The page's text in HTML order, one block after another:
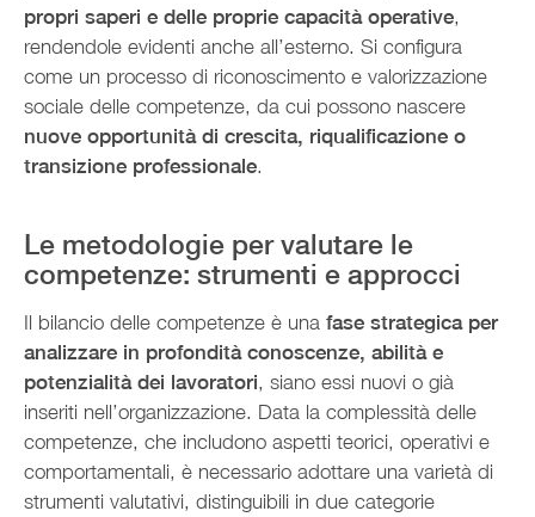
propri saperi e delle proprie capacità operative,
rendendole evidenti anche all’esterno. Si configura
come un processo di riconoscimento e valorizzazione
sociale delle competenze, da cui possono nascere
nuove opportunità di crescita, riqualificazione o
transizione professionale.
Le metodologie per valutare le
competenze: strumenti e approcci
Il bilancio delle competenze è una fase strategica per
analizzare in profondità conoscenze, abilità e
potenzialità dei lavoratori, siano essi nuovi o già
inseriti nell’organizzazione. Data la complessità delle
competenze, che includono aspetti teorici, operativi e
comportamentali, è necessario adottare una varietà di
strumenti valutativi, distinguibili in due categorie